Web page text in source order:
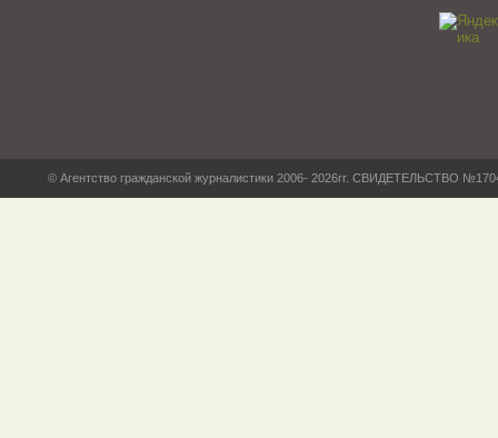
© Агентство гражданской журналистики 2006- 2026гг. СВИДЕТЕЛЬСТВО